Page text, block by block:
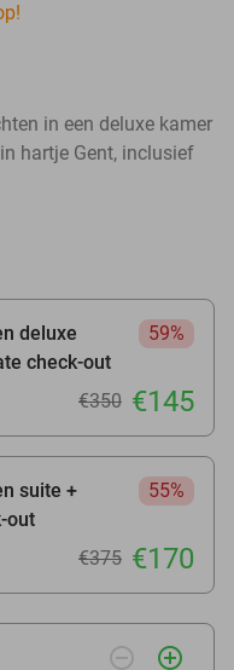
in een deluxe kamer
hartje Gent, inclusief
deluxe
check-out
59%
€350 €145
suite +
out
55%
€375 €170
remove_circle_outline add_circle_outline